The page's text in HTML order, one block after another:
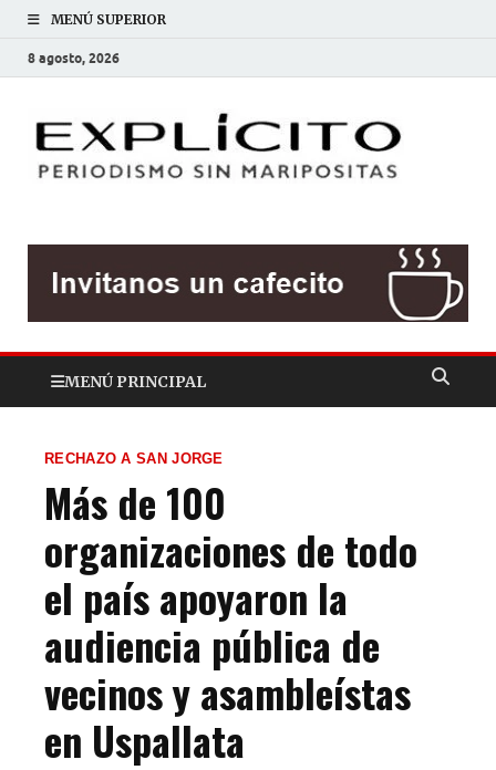
MENÚ SUPERIOR
8 agosto, 2026
MENÚ PRINCIPAL
RECHAZO A SAN JORGE
Más de 100
organizaciones de todo
el país apoyaron la
audiencia pública de
vecinos y asambleístas
en Uspallata